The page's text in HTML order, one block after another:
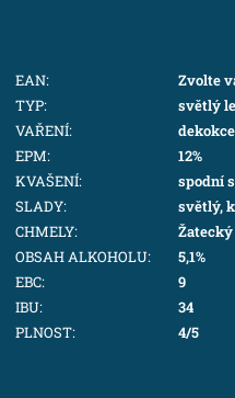
EAN:
Zvolte
TYP:
světlý
VAŘENÍ:
EPM:
12%
KVAŠENÍ:
spodní
SLADY:
světlý,
CHMELY:
OBSAH ALKOHOLU:
5,1%
EBC:
9
IBU:
34
PLNOST: 4/5